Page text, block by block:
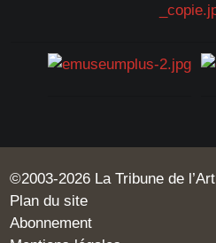
©2003-2026 La Tribune de l’Art
Plan du site
Abonnement